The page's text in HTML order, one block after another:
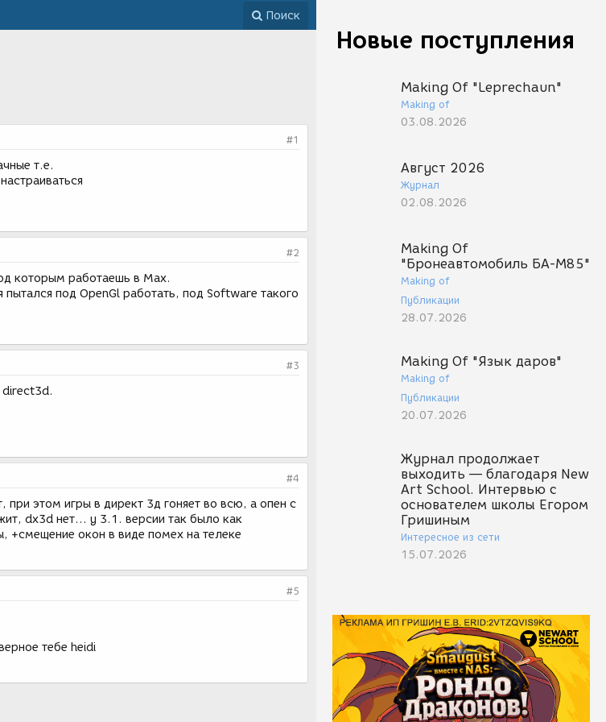
Новые поступления
Making Of "Leprechaun"
Making of
03.08.2026
Август 2026
Журнал
02.08.2026
Making Of
"Бронеавтомобиль БА-М85"
Making of
Публикации
28.07.2026
Making Of "Язык даров"
Making of
Публикации
20.07.2026
Журнал продолжает
выходить — благодаря New
Art School. Интервью с
основателем школы Егором
Гришиным
Интересное из сети
15.07.2026
Поиск
#1
т.е.
#2
которым работаешь в Max.
под OpenGl работать, под Software такого
#3
direct3d.
#4
этом игры в директ 3д гоняет во всю, а опен с
dx3d нет... у 3.1. версии так было как
+смещение окон в виде помех на телеке
#5
тебе heidi